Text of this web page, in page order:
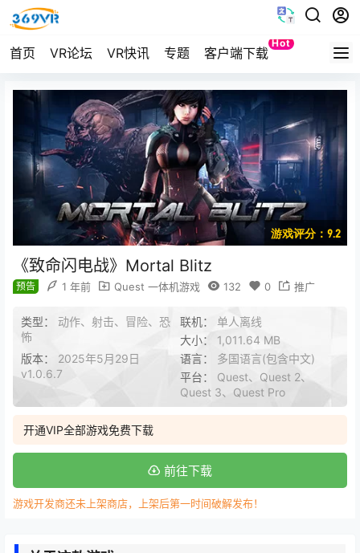
首页 VR论坛 VR快讯 专题 客户端下载
Hot
Quest
游戏评分：9.2
《致命闪电战》Mortal Blitz
预告 1 年前 Quest 一体机游戏 132 0 推广
类型： 动作、射击、冒险、恐
怖
联机： 单人离线
大小： 1,011.64 MB
版本： 2025年5月29日
v1.0.6.7
语言： 多国语言(包含中文)
平台： Quest、Quest 2、
Quest 3、Quest Pro
开通VIP全部游戏免费下载
前往下载
游戏开发商还未上架商店，上架后第一时间破解发布！